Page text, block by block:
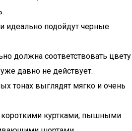
идеально подойдут черные
должна соответствовать цвету
давно не действует.
тонах выглядят мягко и очень
короткими куртками, пышными